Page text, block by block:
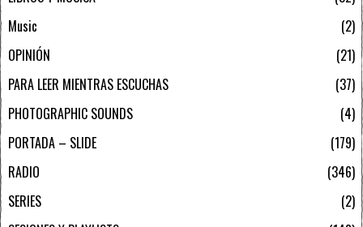
Music
2
OPINIÓN
21
PARA LEER MIENTRAS ESCUCHAS
37
PHOTOGRAPHIC SOUNDS
4
PORTADA – SLIDE
179
RADIO
346
SERIES
2